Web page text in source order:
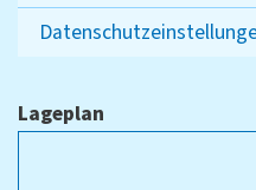
Lageplan